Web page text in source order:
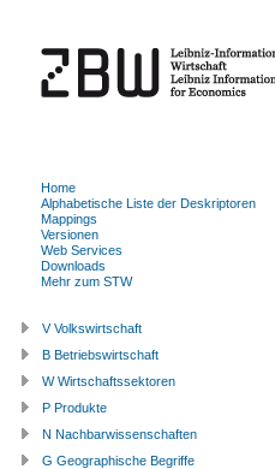
Home
Alphabetische Liste der Deskriptoren
Mappings
Versionen
Web Services
Downloads
Mehr zum STW
V Volkswirtschaft
B Betriebswirtschaft
W Wirtschaftssektoren
P Produkte
N Nachbarwissenschaften
G Geographische Begriffe